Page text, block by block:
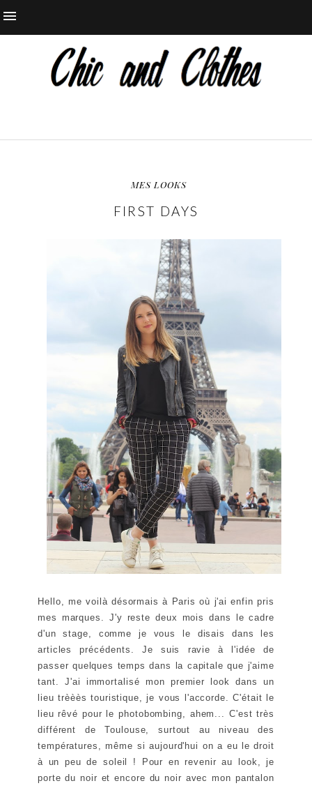
MES LOOKS
FIRST DAYS
Hello, me voilà désormais à Paris où j'ai enfin pris
mes marques. J'y reste deux mois dans le cadre
d'un stage, comme je vous le disais dans les
articles précédents. Je suis ravie à l'idée de
passer quelques temps dans la capitale que j'aime
tant. J'ai immortalisé mon premier look dans un
lieu trèèès touristique, je vous l'accorde. C'était le
lieu rêvé pour le photobombing, ahem... C'est très
différent de Toulouse, surtout au niveau des
températures, même si aujourd'hui on a eu le droit
à un peu de soleil ! Pour en revenir au look, je
porte du noir et encore du noir avec mon pantalon